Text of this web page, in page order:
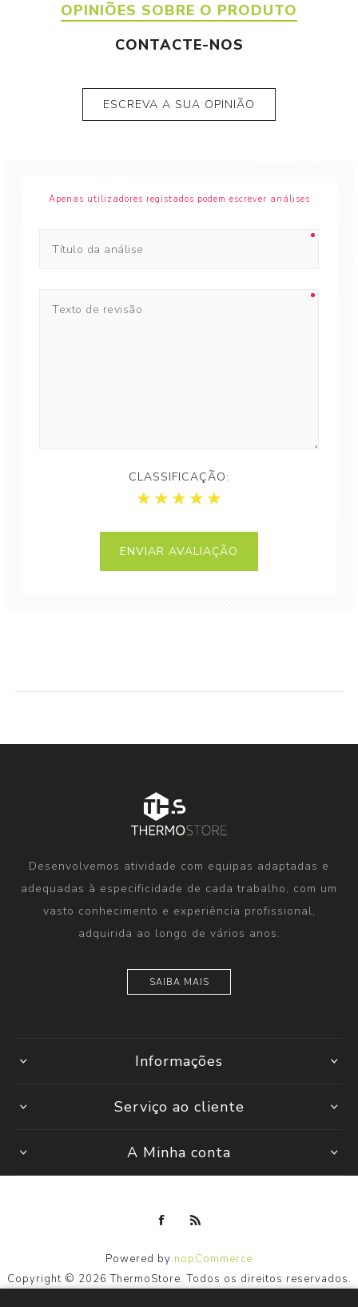
OPINIÕES SOBRE O PRODUTO
CONTACTE-NOS
ESCREVA A SUA OPINIÃO
Apenas utilizadores registados podem escrever análises
CLASSIFICAÇÃO:
Desenvolvemos atividade com equipas adaptadas e
adequadas à especificidade de cada trabalho, com um
vasto conhecimento e experiência profissional,
adquirida ao longo de vários anos.
SAIBA MAIS
Informações
Serviço ao cliente
A Minha conta
Powered by nopCommerce
Copyright © 2026 ThermoStore. Todos os direitos reservados.